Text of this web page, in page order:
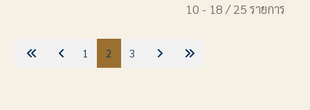
10 - 18 / 25 รายการ
1 2 3